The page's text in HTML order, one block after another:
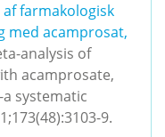
farmakologisk
med acamprosat,
analysis of
acamprosate,
systematic
9.